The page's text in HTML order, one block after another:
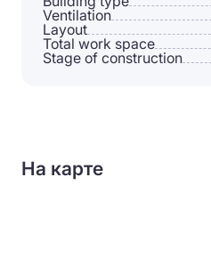
Ventilation
Layout
Total work space
Stage of construction
На карте